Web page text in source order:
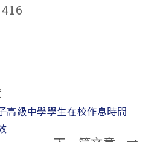
416
高級中學學生在校作息時間